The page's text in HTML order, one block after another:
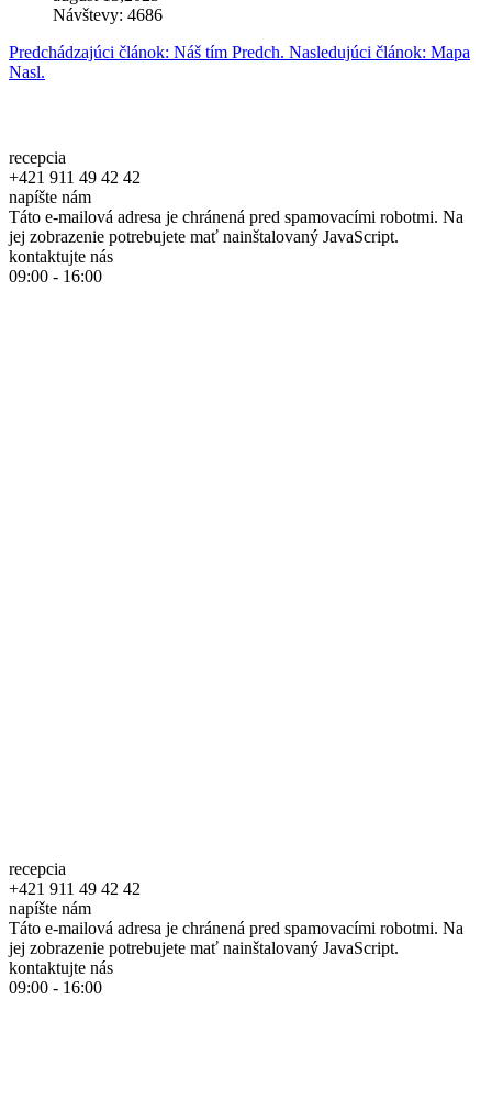
Návštevy: 4686
Predchádzajúci článok: Náš tím Predch. Nasledujúci článok: Mapa
Nasl.
recepcia
+421 911 49 42 42
napíšte nám
Táto e-mailová adresa je chránená pred spamovacími robotmi. Na
jej zobrazenie potrebujete mať nainštalovaný JavaScript.
kontaktujte nás
09:00 - 16:00
recepcia
+421 911 49 42 42
napíšte nám
Táto e-mailová adresa je chránená pred spamovacími robotmi. Na
jej zobrazenie potrebujete mať nainštalovaný JavaScript.
kontaktujte nás
09:00 - 16:00